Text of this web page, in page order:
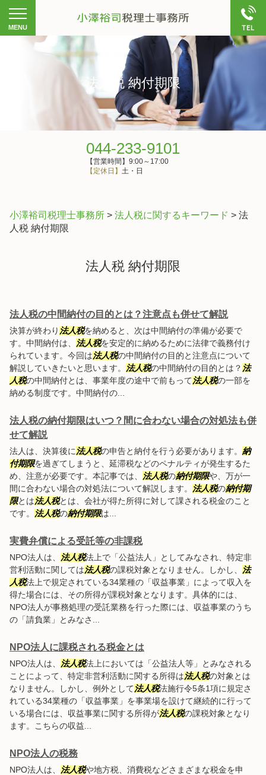
法人税 納付期限
044-233-9101
【営業時間】9:00～17:00
【定休日】 土・日
小澤裕司税理士事務所 > 法人税に関するキーワード > 法
人税 納付期限
法人税 納付期限
法人税の中間納付の目的とは？注意点も併せて解説
決算が終わり 法人税を納めると、次は中間納付の準備が必要で
す。中間納付は、
法人税を安定的に納めるために法律で義務付け
られています。今回は法人税の中間納付の目的と注意点について
解説していきたいと思います。
法人税の中間納付の目的とは？ 法
人税の中間納付とは、事業年度の途中で前もって法人税の一部を
納める制度です。中間納付の...
法人税の納付期限はいつ？間に合わない場合の対処法も併
せて解説
法人は、決算後に 法人税の申告と納付を行う必要があります。 納
付期限を過ぎてしまうと、延滞税などのペナルティが発生するた
め、注意が必要です。本記事では、
法人税の納付期限や、万が一
間に合わない場合の対処法について解説します。
法人税の納付期
限とは法人税とは、会社が得た所得に対して課される税金のこと
です。
法人税の納付期限は...
実費弁償による受託等の非課税
NPO法人は、 法人税法上で「公益法人」としてみなされ、特定非
営利活動に関しては法人税の課税対象となりません。しかし、
法
人税法上で規定されている34業種の「収益事業」によって収入を
得た場合には、その所得が課税対象となります。具体的には、
NPO法人が事務処理の受託業務を行った際には、収益事業のうち
の「請負業」とみなさ...
NPO法人に課税される税金とは
NPO法人は、 法人税法上においては「公益法人等」とみなされる
ことによって、特定非営利活動に関する所得は法人税の対象とは
なりません。しかし、例外として法人税法施行令5条1項に規定さ
れている34業種の「収益事業」を事業場を設けて継続的に行って
いる場合には、収益事業に関する所得が法人税の課税対象となり
ます。こちらの収益...
NPO法人の税務
NPO法人は、 法人税や地方税、消費税などさまざまな税金を申